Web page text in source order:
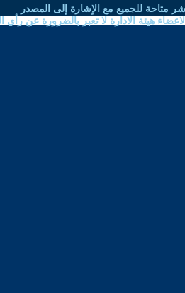
متاحة للجميع مع الإشارة إلى المصدر
هيئة الادارة لا تعبر بالضرورة عن رأي